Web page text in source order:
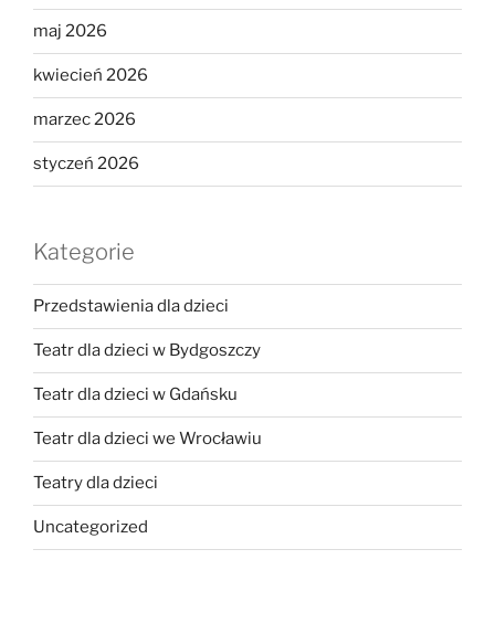
maj 2026
kwiecień 2026
marzec 2026
styczeń 2026
Kategorie
Przedstawienia dla dzieci
Teatr dla dzieci w Bydgoszczy
Teatr dla dzieci w Gdańsku
Teatr dla dzieci we Wrocławiu
Teatry dla dzieci
Uncategorized